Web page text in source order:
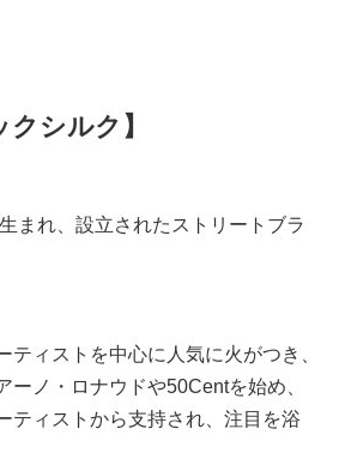
シルク】
まれ、設立されたストリートブラ
ティストを中心に人気に火がつき、
ーノ・ロナウドや50Centを始め、
ティストから支持され、注目を浴